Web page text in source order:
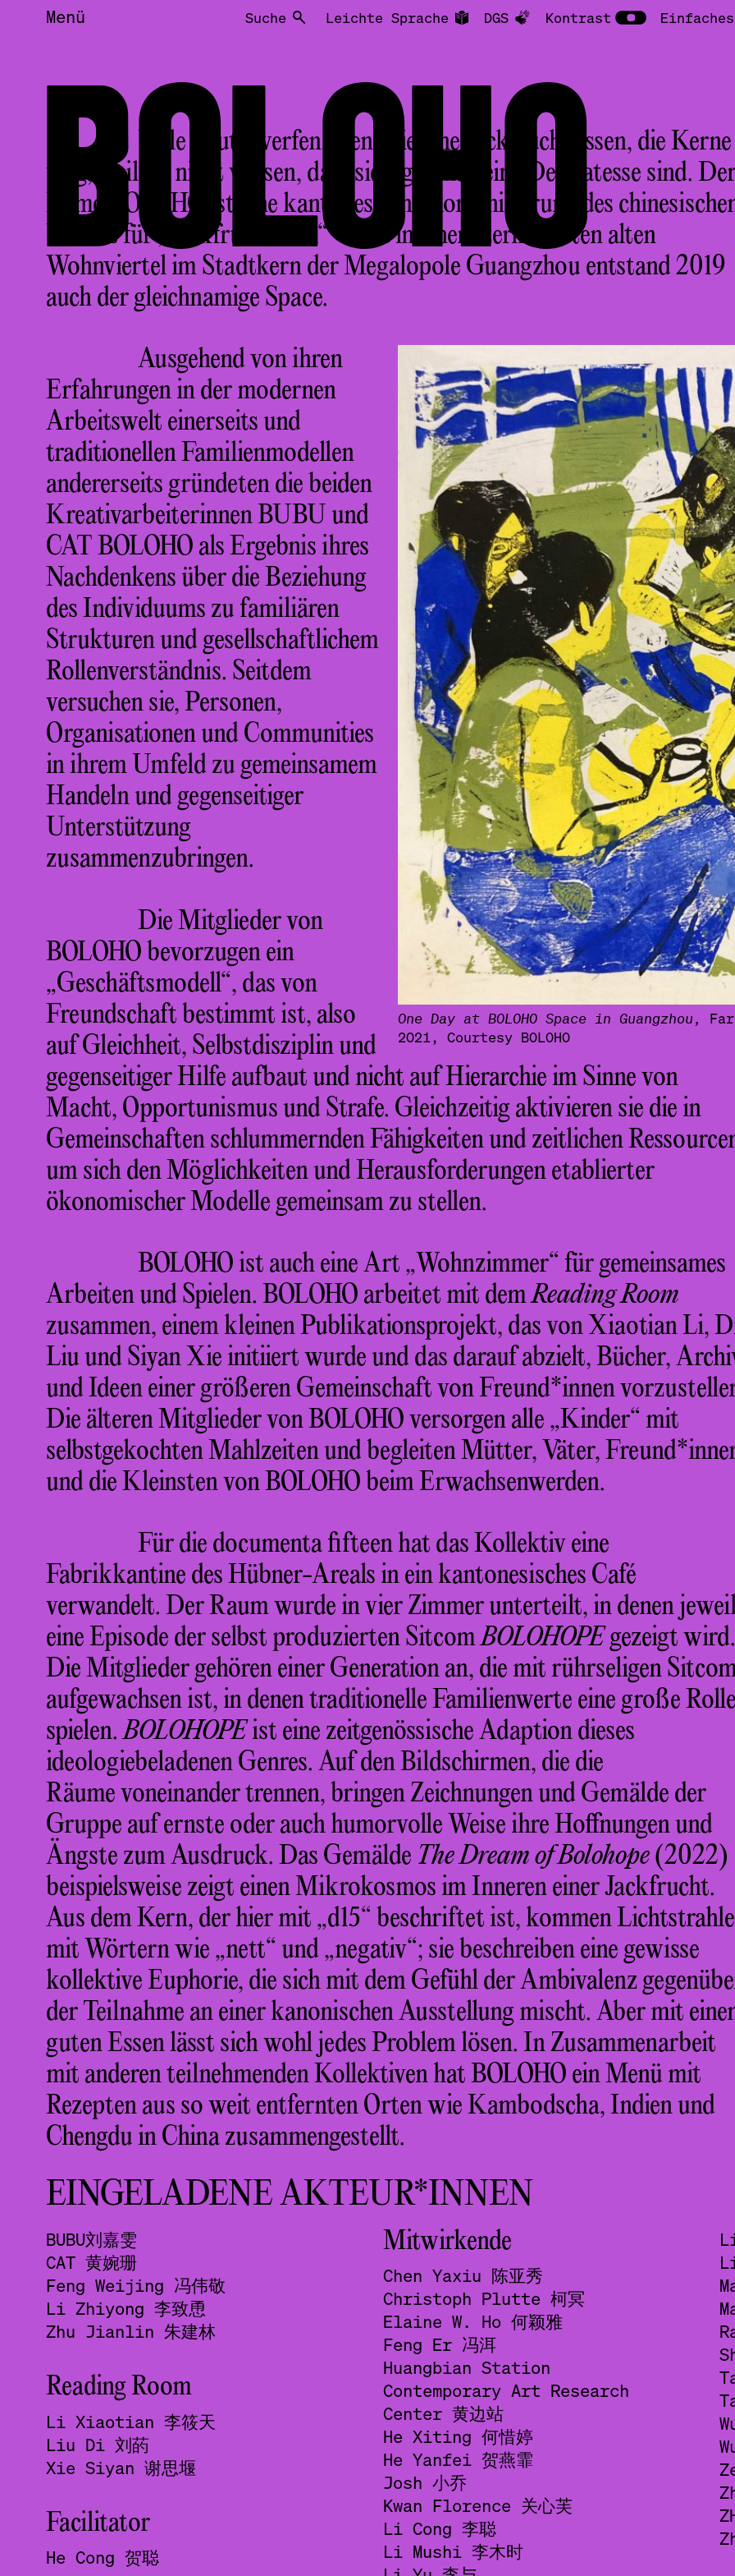
Menü Suche Leichte Sprache DGS Kontrast
BOLOHO
Viele Leute werfen, wenn sie eine Jackfrucht essen, die Kerne
weg, weil sie nicht wissen, dass sie eigentlich eine Delikatesse sind.
Name BOLOHO ist eine kantonesische Romanisierung des
Wortes für „Jackfruchtkern“ – und in einem zerklüfteten alten
Wohnviertel im Stadtkern der Megalopole Guangzhou entstand 2019
auch der gleichnamige Space.
One Day at BOLOHO Space in Guangzhou,
2021, Courtesy BOLOHO
Ausgehend von ihren
Erfahrungen in der modernen
Arbeitswelt einerseits und
traditionellen Familienmodellen
andererseits gründeten die beiden
Kreativarbeiterinnen BUBU und
CAT BOLOHO als Ergebnis ihres
Nachdenkens über die Beziehung
des Individuums zu familiären
Strukturen und gesellschaftlichem
Rollenverständnis. Seitdem
versuchen sie, Personen,
Organisationen und Communities
in ihrem Umfeld zu gemeinsamem
Handeln und gegenseitiger
Unterstützung
zusammenzubringen.
Die Mitglieder von
BOLOHO bevorzugen ein
„Geschäftsmodell“, das von
Freundschaft bestimmt ist, also
auf Gleichheit, Selbstdisziplin und
gegenseitiger Hilfe aufbaut und nicht auf Hierarchie im Sinne von
Macht, Opportunismus und Strafe. Gleichzeitig aktivieren sie die in
Gemeinschaften schlummernden Fähigkeiten und zeitlichen
um sich den Möglichkeiten und Herausforderungen etablierter
ökonomischer Modelle gemeinsam zu stellen.
BOLOHO ist auch eine Art „Wohnzimmer“ für gemeinsames
Arbeiten und Spielen. BOLOHO arbeitet mit demReading Room
zusammen, einem kleinen Publikationsprojekt, das von Xiaotian Li,
Liu und Siyan Xie initiiert wurde und das darauf abzielt, Bücher,
und Ideen einer größeren Gemeinschaft von Freund*innen
Die älteren Mitglieder von BOLOHO versorgen alle „Kinder“ mit
selbstgekochten Mahlzeiten und begleiten Mütter, Väter,
und die Kleinsten von BOLOHO beim Erwachsenwerden.
Für die documenta fifteen hat das Kollektiv eine
Fabrikkantine des Hübner-Areals in ein kantonesisches Café
verwandelt. Der Raum wurde in vier Zimmer unterteilt, in denen
eine Episode der selbst produzierten SitcomBOLOHOPEgezeigt wird.
Die Mitglieder gehören einer Generation an, die mit rührseligen
aufgewachsen ist, in denen traditionelle Familienwerte eine große Rolle
spielen.BOLOHOPEist eine zeitgenössische Adaption dieses
ideologiebeladenen Genres. Auf den Bildschirmen, die die
Räume voneinander trennen, bringen Zeichnungen und Gemälde der
Gruppe auf ernste oder auch humorvolle Weise ihre Hoffnungen und
Ängste zum Ausdruck. Das Gemälde The Dream of Bolohope (2022)
beispielsweise zeigt einen Mikrokosmos im Inneren einer Jackfrucht.
Aus dem Kern, der hier mit „d15“ beschriftet ist, kommen
mit Wörtern wie „nett“ und „negativ“; sie beschreiben eine gewisse
kollektive Euphorie, die sich mit dem Gefühl der Ambivalenz
der Teilnahme an einer kanonischen Ausstellung mischt. Aber mit
guten Essen lässt sich wohl jedes Problem lösen. In Zusammenarbeit
mit anderen teilnehmenden Kollektiven hat BOLOHO ein Menü mit
Rezepten aus so weit entfernten Orten wie Kambodscha, Indien und
Chengdu in China zusammengestellt.
EINGELADENE AKTEUR*INNEN
BUBU刘嘉雯
CAT 黄婉珊
Feng Weijing 冯伟敬
Li Zhiyong 李致恿
Zhu Jianlin 朱建林
Reading Room
Li Xiaotian 李筱天
Liu Di 刘菂
Xie Siyan 谢思堰
Facilitator
He Cong 贺聪
Mitwirkende
Chen Yaxiu 陈亚秀
Christoph Plutte 柯冥
Elaine W. Ho 何颖雅
Feng Er 冯洱
Huangbian Station
Contemporary Art Research
Center 黄边站
He Xiting 何惜婷
He Yanfei 贺燕霏
Josh 小乔
Kwan Florence 关心芙
Li Cong 李聪
Li Mushi 李木时